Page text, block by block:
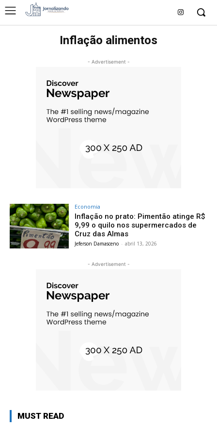
Inflação alimentos
- Advertisement -
Economia
Inflação no prato: Pimentão atinge R$
9,99 o quilo nos supermercados de
Cruz das Almas
Jeferson Damasceno - abril 13, 2026
- Advertisement -
MUST READ